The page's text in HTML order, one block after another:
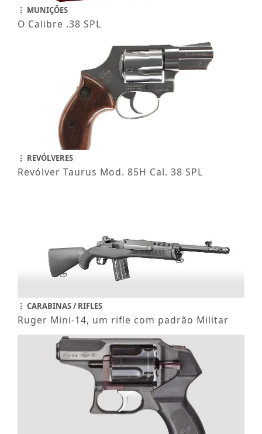
MUNIÇÕES
O Calibre .38 SPL
REVÓLVERES
Revólver Taurus Mod. 85H Cal. 38 SPL
CARABINAS / RIFLES
Ruger Mini-14, um rifle com padrão Militar